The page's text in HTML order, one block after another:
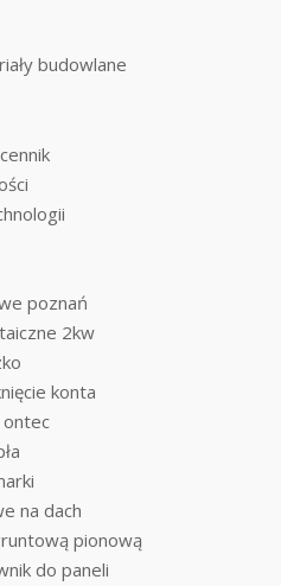
budowlane
poznań
2kw
konta
na dach
pionową
do paneli